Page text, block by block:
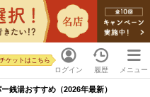
ログイン
ケットはこちら
履歴 メニュー
銭湯おすすめ（2026年最新）